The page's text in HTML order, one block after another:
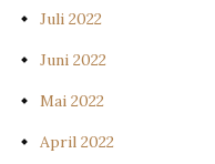
Juli 2022
Juni 2022
Mai 2022
April 2022